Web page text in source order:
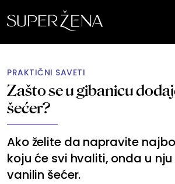
PRAKTIČNI SAVETI
Zašto se u gibanicu
šećer?
Ako želite da napravite
koju će svi hvaliti, onda u
vanilin šećer.